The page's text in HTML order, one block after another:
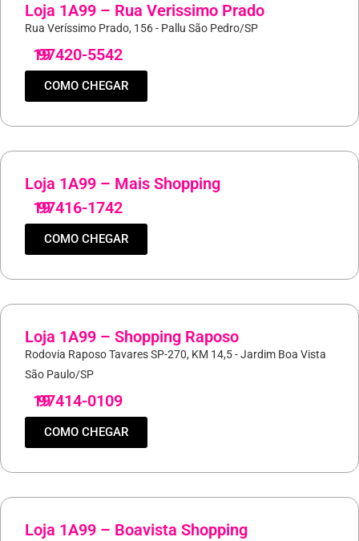
Loja 1A99 – Rua Verissimo Prado
Rua Veríssimo Prado, 156 - Pallu São Pedro/SP
19
97420-5542
COMO CHEGAR
Loja 1A99 – Mais Shopping
19
97416-1742
COMO CHEGAR
Loja 1A99 – Shopping Raposo
Rodovia Raposo Tavares SP-270, KM 14,5 - Jardim Boa Vista
São Paulo/SP
19
97414-0109
COMO CHEGAR
Loja 1A99 – Boavista Shopping